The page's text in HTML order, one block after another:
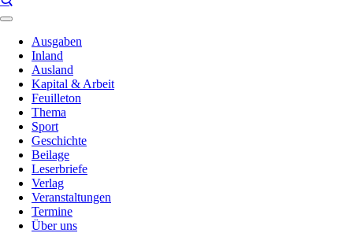
Ausgaben
Inland
Ausland
Kapital & Arbeit
Feuilleton
Thema
Sport
Geschichte
Beilage
Leserbriefe
Verlag
Veranstaltungen
Termine
Über uns